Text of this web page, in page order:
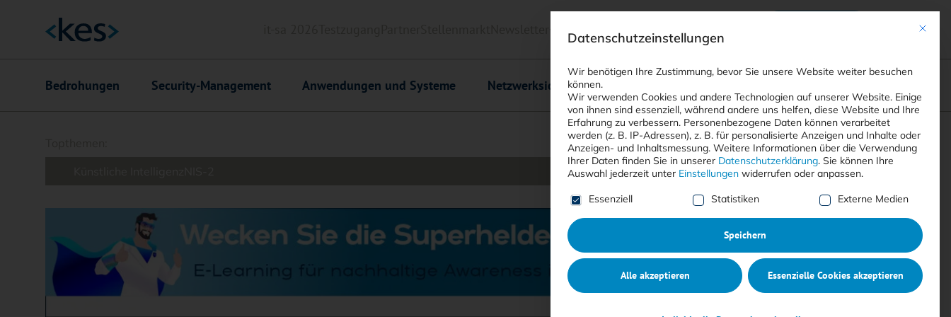
Suchen
<kes>+ Downloads
Hauptnavigation
Bedrohungen Security-Management Anwendungen und Systeme Netzwerksicherheit
Mit
Datenschutzeinstellungen
Wir benötigen Ihre Zustimmung, bevor Sie unsere Website weiter besuchen
können.
Wir verwenden Cookies und andere Technologien auf unserer Website. Einige
von ihnen sind essenziell, während andere uns helfen, diese Website und Ihre
Erfahrung zu verbessern. Personenbezogene Daten können verarbeitet
werden (z. B. IP-Adressen), z. B. für personalisierte Anzeigen und Inhalte oder
Anzeigen- und Inhaltsmessung. Weitere Informationen über die Verwendung
Ihrer Daten finden Sie in unserer Datenschutzerklärung. Sie können Ihre
Auswahl jederzeit unter Einstellungen widerrufen oder anpassen.
Es folgt eine Liste der Service-Gruppen, für die eine Einwilligung
Essenziell Statistiken Externe Medien
Speichern
Alle akzeptieren Essenzielle Cookies akzeptieren